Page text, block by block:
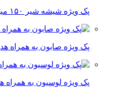
پک ویژه شیشه شیر ۱۵۰ میلی لیتری به همراه پستانک هدیه
پک ویژه صابون به همراه
پک ویژه لوسیون به همراه